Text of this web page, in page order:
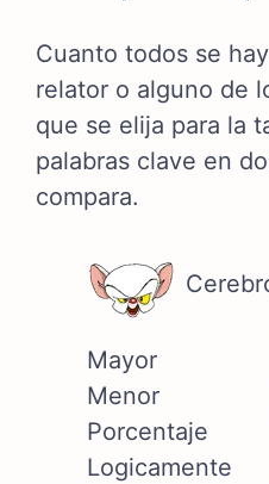
Cuanto todos se
relator o alguno de
que se elija para la
palabras clave en
compara.
Mayor
Menor
Porcentaje
Logicamente